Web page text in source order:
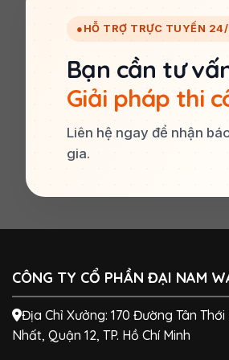
● HỖ TRỢ TRỰC TUYẾN
Bạn cần tư
Giải pháp thi
Liên hệ ngay để nhận
gia.
CÔNG TY CỔ PHẦN ĐẠI NAM
Địa Chỉ Xưởng: 170 Đường Tân Thới
Nhất, Quận 12, TP. Hồ Chí Minh